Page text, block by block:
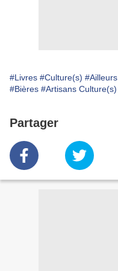
#Livres #Culture(s) #Ailleurs
#Bières #Artisans Culture(s)
Partager